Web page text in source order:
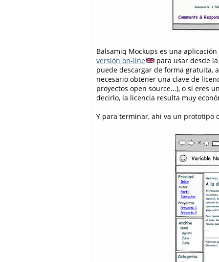
Balsamiq Mockups es una
versión on-line
para usar desde
puede descargar de forma gratuita,
necesario obtener una clave de
proyectos open source...), o si eres
decirlo, la licencia resulta muy
Y para terminar, ahí va un prototipo